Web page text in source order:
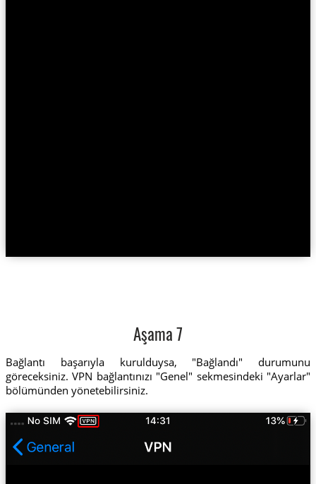
Aşama 7
Bağlantı başarıyla kurulduysa, "Bağlandı" durumunu
göreceksiniz. VPN bağlantınızı "Genel" sekmesindeki "Ayarlar"
bölümünden yönetebilirsiniz.